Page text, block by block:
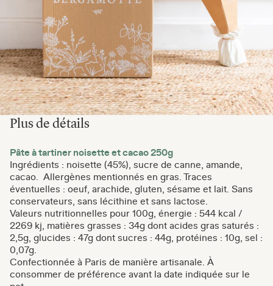
Plus de détails
Pâte à tartiner noisette et cacao 250g
Ingrédients : noisette (45%), sucre de canne, amande,
cacao. Allergènes mentionnés en gras. Traces
éventuelles : oeuf, arachide, gluten, sésame et lait. Sans
conservateurs, sans lécithine et sans lactose.
Valeurs nutritionnelles pour 100g, énergie : 544 kcal /
2269 kj, matières grasses : 34g dont acides gras saturés :
2,5g, glucides : 47g dont sucres : 44g, protéines : 10g, sel :
0,07g.
Confectionnée à Paris de manière artisanale. À
consommer de préférence avant la date indiquée sur le